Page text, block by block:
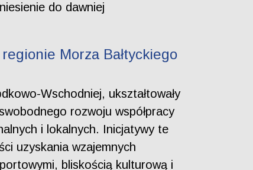
do dawniej
Morza Bałtyckiego
Wschodniej, ukształtowały
rozwoju współpracy
i lokalnych. Inicjatywy te
uzyskania wzajemnych
bliskością kulturową i